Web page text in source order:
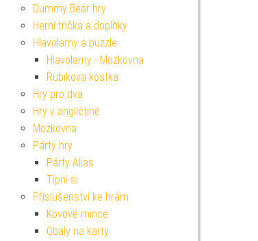
Dummy Bear hry
Herní trička a doplňky
Hlavolamy a puzzle
Hlavolamy - Mozkovna
Rubikova kostka
Hry pro dva
Hry v angličtině
Mozkovna
Párty hry
Párty Alias
Tipni si
Příslušenství ke hrám
Kovové mince
Obaly na karty